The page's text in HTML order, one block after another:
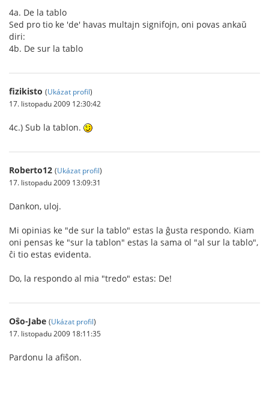
4a. De la tablo
Sed pro tio ke 'de' havas multajn signifojn, oni povas ankaŭ
diri:
4b. De sur la tablo
fizikisto (Ukázat profil)
17. listopadu 2009 12:30:42
4c.) Sub la tablon.
Roberto12 (Ukázat profil)
17. listopadu 2009 13:09:31
Dankon, uloj.
Mi opinias ke "de sur la tablo" estas la ĝusta respondo. Kiam
oni pensas ke "sur la tablon" estas la sama ol "al sur la tablo",
ĉi tio estas evidenta.
Do, la respondo al mia "tredo" estas: De!
Oŝo-Jabe (Ukázat profil)
17. listopadu 2009 18:11:35
Pardonu la afiŝon.